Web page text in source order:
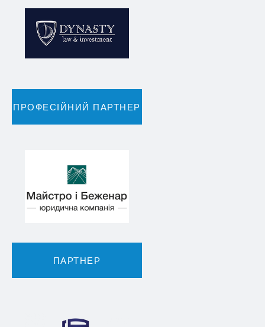
ПРОФЕСІЙНИЙ ПАРТНЕР
ПАРТНЕР